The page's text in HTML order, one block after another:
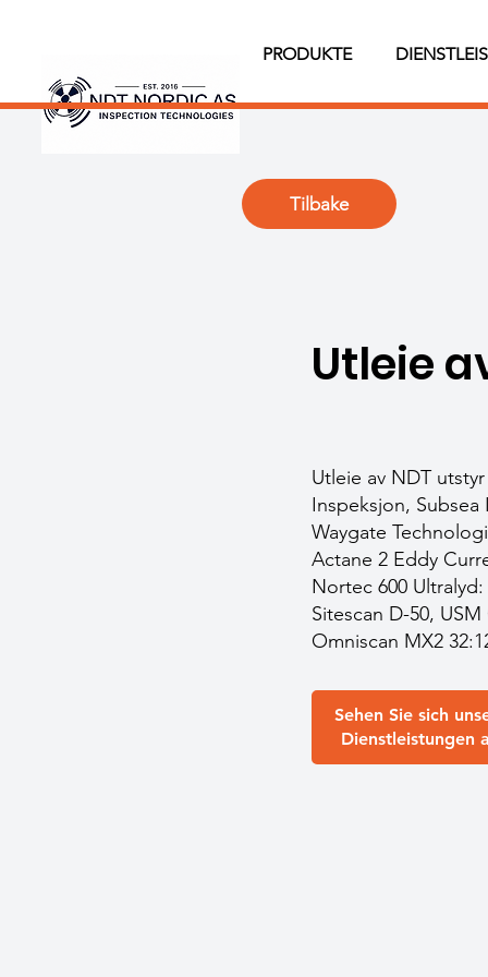
PRODUKTE
Tilbake
Utleie
Utleie av NDT
Inspeksjon,
Waygate
Actane 2 Eddy
Nortec 600
Sitescan D-50,
Omniscan MX2
Sehen Sie sich
Dienstleistungen